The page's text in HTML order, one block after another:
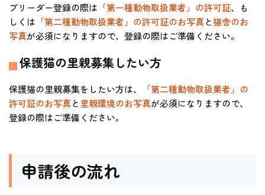
ブリーダー登録の際は 「第一種動物取扱業者」の許可証、も
しくは 「第二種動物取扱業者」の許可証のお写真と猫舎のお
写真が必須になりますので、登録の際はご準備ください。
保護猫の里親募集したい方
保護猫の里親募集をしたい方は、
「第二種動物取扱業者」の
許可証のお写真と 里親環境のお写真が必須になりますので、
登録の際はご準備ください。
申請後の流れ